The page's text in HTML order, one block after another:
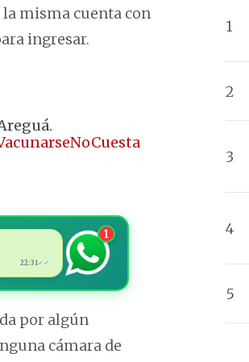
misma cuenta con
ingresar.
22:31✓✓
1
por algún
cámara de